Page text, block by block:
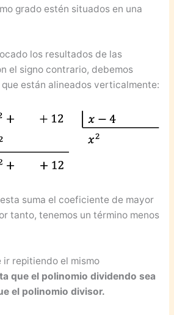
grado estén situados en una
los resultados de las
el signo contrario, debemos
están alineados verticalmente:
suma el coeficiente de mayor
tanto, tenemos un término menos
ir repitiendo el mismo
que el polinomio dividendo sea
el polinomio divisor.